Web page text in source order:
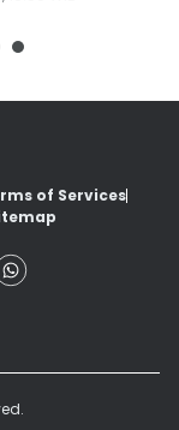
of Services